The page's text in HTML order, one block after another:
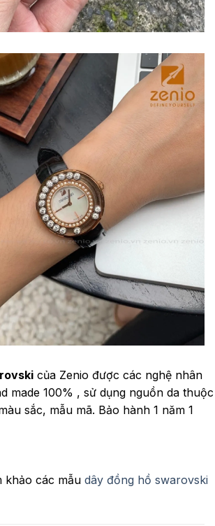
của Zenio được các nghệ nhân
made 100% , sử dụng nguồn da thuộc
sắc, mẫu mã. Bảo hành 1 năm 1
khảo các mẫu dây đồng hồ swarovski